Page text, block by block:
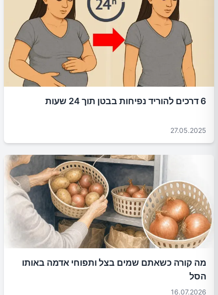
6 דרכים להוריד נפיחות בבטן תוך 24 שעות
27.05.2025
מה קורה כשאתם שמים בצל ותפוחי אדמה באותו
הסל
16.07.2026